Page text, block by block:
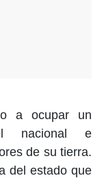
a ocupar un
nacional e
de su tierra.
del estado que